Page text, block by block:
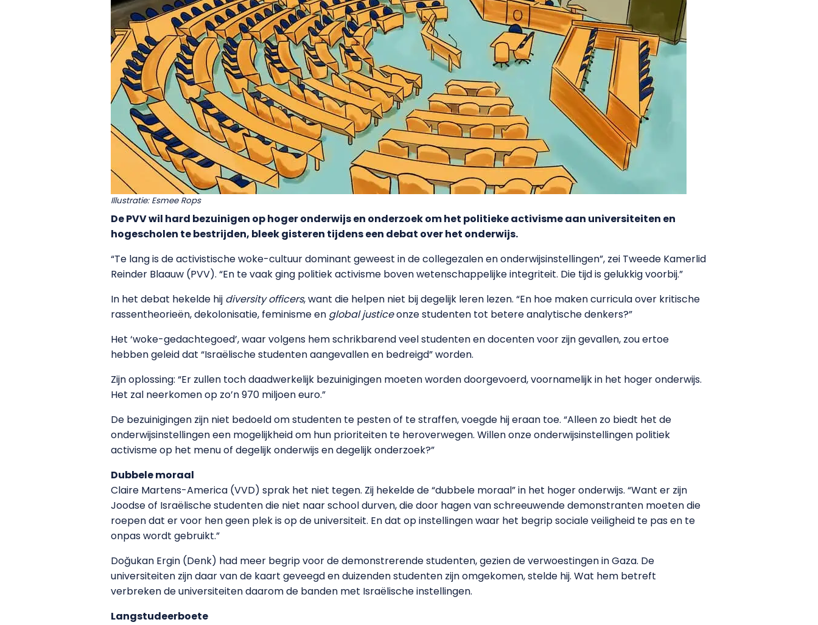
Illustratie: Esmee Rops
De PVV wil hard bezuinigen op hoger onderwijs en onderzoek om het politieke activisme aan universiteiten en
hogescholen te bestrijden, bleek gisteren tijdens een debat over het onderwijs.
“Te lang is de activistische woke-cultuur dominant geweest in de collegezalen en onderwijsinstellingen”, zei Tweede Kamerlid
Reinder Blaauw (PVV). “En te vaak ging politiek activisme boven wetenschappelijke integriteit. Die tijd is gelukkig voorbij.”
In het debat hekelde hij diversity officers, want die helpen niet bij degelijk leren lezen. “En hoe maken curricula over kritische
rassentheorieën, dekolonisatie, feminisme en global justiceonze studenten tot betere analytische denkers?”
Het ‘woke-gedachtegoed’, waar volgens hem schrikbarend veel studenten en docenten voor zijn gevallen, zou ertoe
hebben geleid dat “Israëlische studenten aangevallen en bedreigd” worden.
Zijn oplossing: “Er zullen toch daadwerkelijk bezuinigingen moeten worden doorgevoerd, voornamelijk in het hoger onderwijs.
Het zal neerkomen op zo’n 970 miljoen euro.”
De bezuinigingen zijn niet bedoeld om studenten te pesten of te straffen, voegde hij eraan toe. “Alleen zo biedt het de
onderwijsinstellingen een mogelijkheid om hun prioriteiten te heroverwegen. Willen onze onderwijsinstellingen politiek
activisme op het menu of degelijk onderwijs en degelijk onderzoek?”
Dubbele moraal
Claire Martens-America (VVD) sprak het niet tegen. Zij hekelde de “dubbele moraal” in het hoger onderwijs. “Want er zijn
Joodse of Israëlische studenten die niet naar school durven, die door hagen van schreeuwende demonstranten moeten die
roepen dat er voor hen geen plek is op de universiteit. En dat op instellingen waar het begrip sociale veiligheid te pas en te
onpas wordt gebruikt.”
Doğukan Ergin (Denk) had meer begrip voor de demonstrerende studenten, gezien de verwoestingen in Gaza. De
universiteiten zijn daar van de kaart geveegd en duizenden studenten zijn omgekomen, stelde hij. Wat hem betreft
verbreken de universiteiten daarom de banden met Israëlische instellingen.
Langstudeerboete